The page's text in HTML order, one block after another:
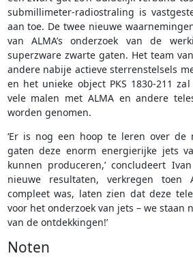
submillimeter-radiostraling is
aan toe. De twee nieuwe
van ALMA’s onderzoek van de
superzware zwarte gaten. Het team
andere nabije actieve sterrenstelsels
en het unieke object PKS 1830-211
vele malen met ALMA en andere
worden genomen.
‘Er is nog een hoop te leren over de
gaten deze enorm energierijke jets
kunnen produceren,’ concludeert
nieuwe resultaten, verkregen toen
compleet was, laten zien dat deze
voor het onderzoek van jets – we staan
van de ontdekkingen!’
Noten